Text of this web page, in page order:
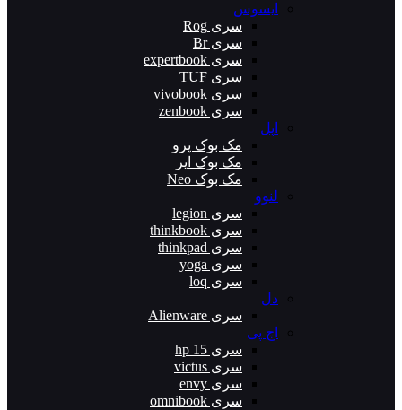
ایسوس
سری Rog
سری Br
سری expertbook
سری TUF
سری vivobook
سری zenbook
اپل
مک بوک پرو
مک بوک ایر
مک بوک Neo
لنوو
سری legion
سری thinkbook
سری thinkpad
سری yoga
سری loq
دل
سری Alienware
اچ پی
سری hp 15
سری victus
سری envy
سری omnibook